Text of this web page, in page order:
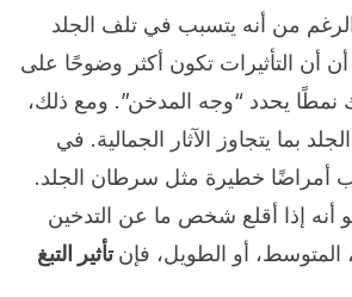
من أنه يتسبب في تلف الجلد
أن التأثيرات تكون أكثر وضوحًا على
نمطًا يحدد “وجه المدخن”. ومع ذلك،
بما يتجاوز الآثار الجمالية. في
أمراضًا خطيرة مثل سرطان الجلد.
أنه إذا أقلع شخص ما عن التدخين
المتوسط، أو الطويل، فإنتأثير التبغ